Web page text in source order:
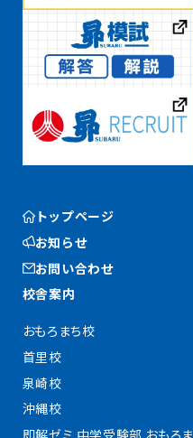
トップページ
お知らせ
お問い合わせ
校舎案内
おもろまち校
首里校
泉崎校
沖縄校